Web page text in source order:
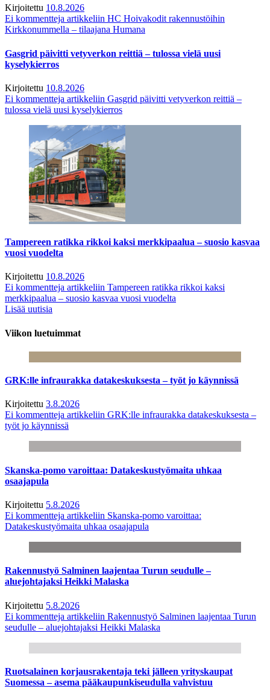
Kirjoitettu 10.8.2026
Ei kommentteja artikkeliin HC Hoivakodit rakennustöihin
Kirkkonummella – tilaajana Humana
Gasgrid päivitti vetyverkon reittiä – tulossa vielä uusi
kyselykierros
Kirjoitettu 10.8.2026
Ei kommentteja artikkeliin Gasgrid päivitti vetyverkon reittiä –
tulossa vielä uusi kyselykierros
Tampereen ratikka rikkoi kaksi merkkipaalua – suosio kasvaa
vuosi vuodelta
Kirjoitettu 10.8.2026
Ei kommentteja artikkeliin Tampereen ratikka rikkoi kaksi
merkkipaalua – suosio kasvaa vuosi vuodelta
Lisää uutisia
Viikon luetuimmat
GRK:lle infraurakka datakeskuksesta – työt jo käynnissä
Kirjoitettu 3.8.2026
Ei kommentteja artikkeliin GRK:lle infraurakka datakeskuksesta –
työt jo käynnissä
Skanska-pomo varoittaa: Datakeskustyömaita uhkaa
osaajapula
Kirjoitettu 5.8.2026
Ei kommentteja artikkeliin Skanska-pomo varoittaa:
Datakeskustyömaita uhkaa osaajapula
Rakennustyö Salminen laajentaa Turun seudulle –
aluejohtajaksi Heikki Malaska
Kirjoitettu 5.8.2026
Ei kommentteja artikkeliin Rakennustyö Salminen laajentaa Turun
seudulle – aluejohtajaksi Heikki Malaska
Ruotsalainen korjausrakentaja teki jälleen yrityskaupat
Suomessa – asema pääkaupunkiseudulla vahvistuu